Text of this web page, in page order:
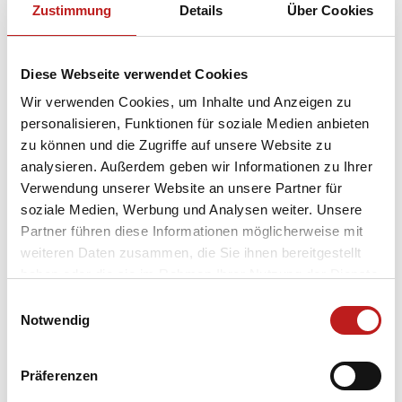
Zustimmung Details Über Cookies
Diese Webseite verwendet Cookies
Wir verwenden Cookies, um Inhalte und Anzeigen zu
personalisieren, Funktionen für soziale Medien anbieten
zu können und die Zugriffe auf unsere Website zu
analysieren. Außerdem geben wir Informationen zu Ihrer
Verwendung unserer Website an unsere Partner für
soziale Medien, Werbung und Analysen weiter. Unsere
Partner führen diese Informationen möglicherweise mit
weiteren Daten zusammen, die Sie ihnen bereitgestellt
Datenschutz
Notwendig
Präferenzen
Mehr zum 3Türmelauf
Insektenhotels: Insektenschutz und
Umweltbildung
Unser 30-jähriges Firmenjubiläum war der Startschuss
für das Projekt, mit dem wir Kinder spielerisch für den
Natur- und Insektenschutz sensibilisieren möchten.
Engagierte TMP Mitarbeiter bauen jedes Frühjahr
Insektenhotels, die wir anschließend an regionale
Kindereinrichtungen verschenken.
Mehr zu Insektenhotels
alten Trafohäuschen